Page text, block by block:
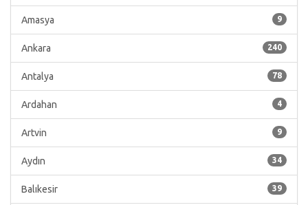
9
Amasya
240
Ankara
78
Antalya
4
Ardahan
9
Artvin
34
Aydın
39
Balıkesir